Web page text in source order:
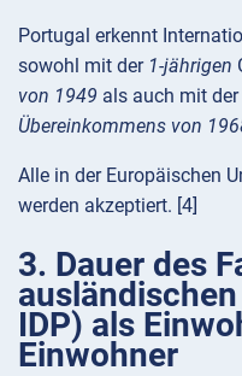
Portugal erkennt
sowohl mit der 1-jährigen
von 1949 als auch mit der
Übereinkommens von
Alle in der Europäischen
werden akzeptiert. [4]
3. Dauer des
IDP) als
Einwohner